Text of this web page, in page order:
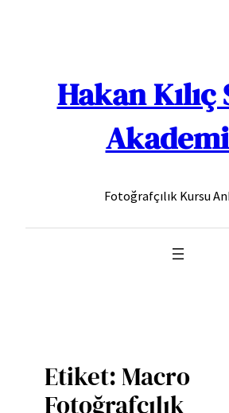
Hakan Kılıç
Fotoğrafçılık Kursu
Etiket:Macro
Fotoğrafçılık